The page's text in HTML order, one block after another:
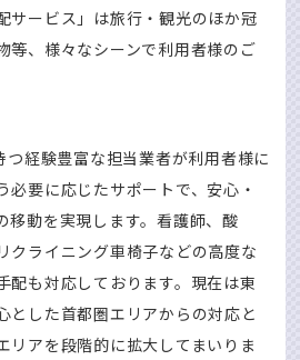
サービス」は旅行・観光のほか冠
等、様々なシーンで利用者様のご
経験豊富な担当業者が利用者様に
必要に応じたサポートで、安心・
移動を実現します。看護師、酸
クライニング車椅子などの高度な
配も対応しております。現在は東
とした首都圏エリアからの対応と
リアを段階的に拡大してまいりま